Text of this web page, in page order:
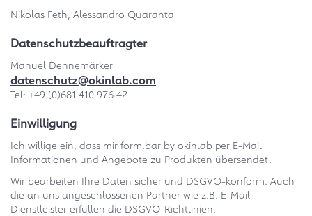
Nikolas Feth, Alessandro Quaranta
Datenschutzbeauftragter
Manuel Dennemärker
datenschutz@okinlab.com
Tel: +49 (0)681 410 976 42
Einwilligung
Ich willige ein, dass mir form.bar by okinlab per E-Mail
Informationen und Angebote zu Produkten übersendet.
Wir bearbeiten Ihre Daten sicher und DSGVO-konform. Auch
die an uns angeschlossenen Partner wie z.B. E-Mail-
Dienstleister erfüllen die DSGVO-Richtlinien.